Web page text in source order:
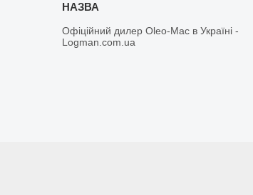
Офіційний дилер Oleo-Mac в Україні -
Logman.com.ua